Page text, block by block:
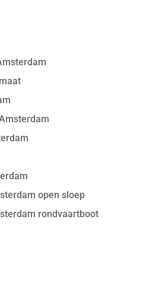
open sloep
rondvaartboot